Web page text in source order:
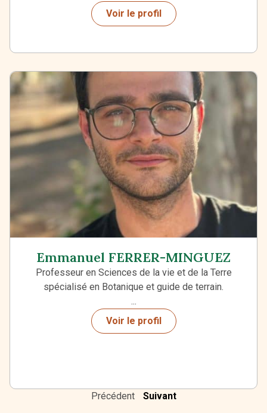
Voir le profil
Emmanuel FERRER-MINGUEZ
Professeur en Sciences de la vie et de la Terre
spécialisé en Botanique et guide de terrain.
...
Voir le profil
Précédent Suivant